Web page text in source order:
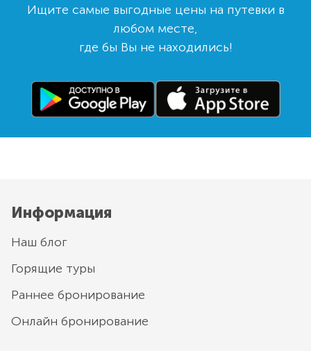
Ищите самые выгодные цены на путевки в
любом месте,
где бы Вы не находились!
Информация
Наш блог
Горящие туры
Раннее бронирование
Онлайн бронирование